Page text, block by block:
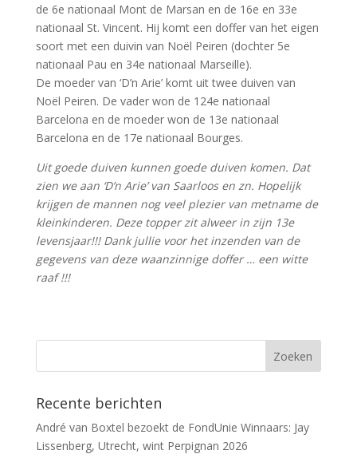
de 6e nationaal Mont de Marsan en de 16e en 33e
nationaal St. Vincent. Hij komt een doffer van het eigen
soort met een duivin van Noël Peiren (dochter 5e
nationaal Pau en 34e nationaal Marseille).
De moeder van ‘D’n Arie’ komt uit twee duiven van
Noël Peiren. De vader won de 124e nationaal
Barcelona en de moeder won de 13e nationaal
Barcelona en de 17e nationaal Bourges.
Uit goede duiven kunnen goede duiven komen. Dat
zien we aan ‘D’n Arie’ van Saarloos en zn. Hopelijk
krijgen de mannen nog veel plezier van metname de
kleinkinderen. Deze topper zit alweer in zijn 13e
levensjaar!!! Dank jullie voor het inzenden van de
gegevens van deze waanzinnige doffer … een witte
raaf !!!
Recente berichten
André van Boxtel bezoekt de FondUnie Winnaars: Jay
Lissenberg, Utrecht, wint Perpignan 2026